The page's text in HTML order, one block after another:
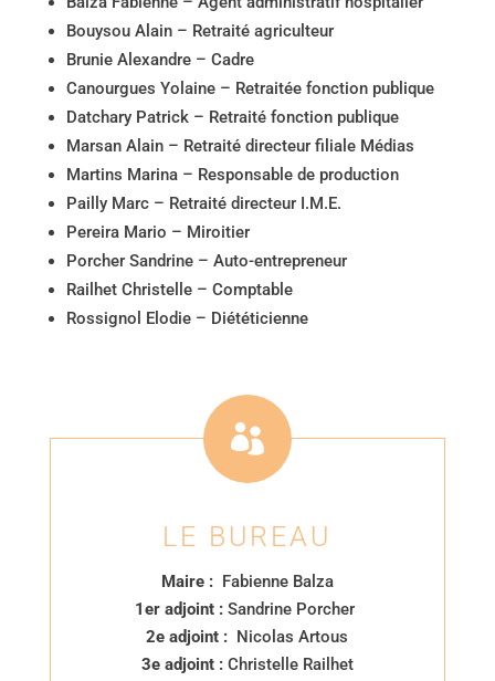
Bouysou Alain – Retraité agriculteur
Brunie Alexandre – Cadre
Canourgues Yolaine – Retraitée fonction publique
Datchary Patrick – Retraité fonction publique
Marsan Alain – Retraité directeur filiale Médias
Martins Marina – Responsable de production
Pailly Marc – Retraité directeur I.M.E.
Pereira Mario – Miroitier
Porcher Sandrine – Auto-entrepreneur
Railhet Christelle – Comptable
Rossignol Elodie – Diététicienne

LE BUREAU
Maire :Fabienne Balza
1er adjoint :Sandrine Porcher
2e adjoint : Nicolas Artous
3e adjoint :Christelle Railhet